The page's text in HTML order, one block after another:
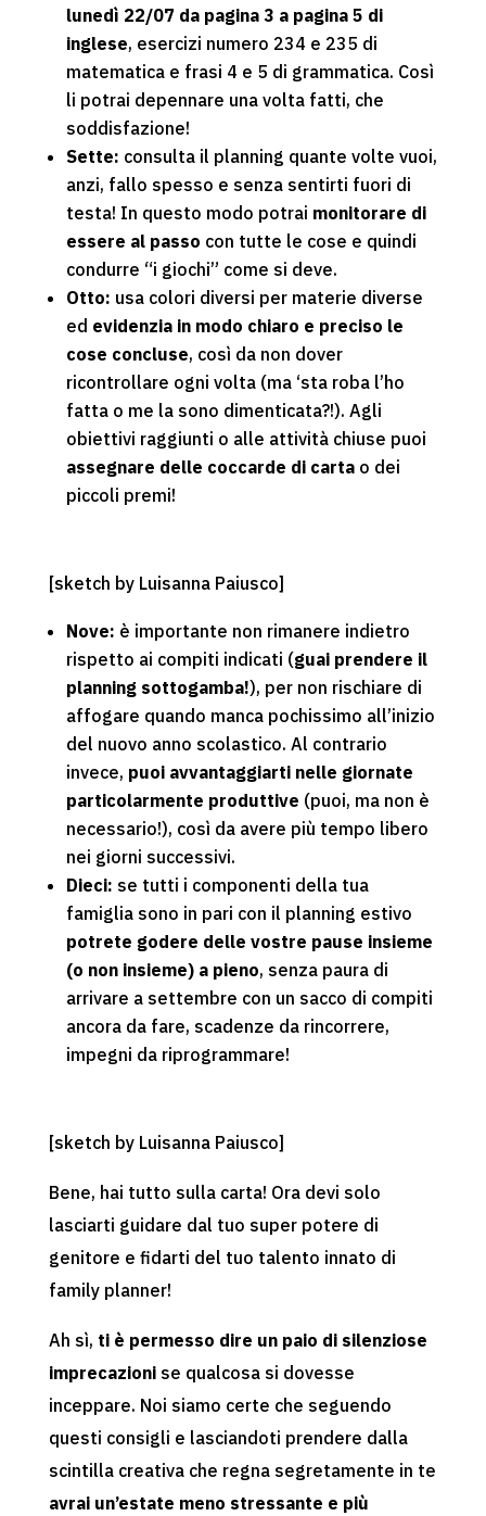
lunedì 22/07 da pagina 3 a pagina 5 di
inglese, esercizi numero 234 e 235 di
matematica e frasi 4 e 5 di grammatica. Così
li potrai depennare una volta fatti, che
soddisfazione!
Sette: consulta il planning quante volte vuoi,
anzi, fallo spesso e senza sentirti fuori di
testa! In questo modo potrai monitorare di
essere al passo con tutte le cose e quindi
condurre “i giochi” come si deve.
Otto: usa colori diversi per materie diverse
ed evidenzia in modo chiaro e preciso le
cose concluse, così da non dover
ricontrollare ogni volta (ma ‘sta roba l’ho
fatta o me la sono dimenticata?!). Agli
obiettivi raggiunti o alle attività chiuse puoi
assegnare delle coccarde di carta o dei
piccoli premi!
[sketch by Luisanna Paiusco]
Nove: è importante non rimanere indietro
rispetto ai compiti indicati (guai prendere il
planning sottogamba!), per non rischiare di
affogare quando manca pochissimo all’inizio
del nuovo anno scolastico. Al contrario
invece, puoi avvantaggiarti nelle giornate
particolarmente produttive (puoi, ma non è
necessario!), così da avere più tempo libero
nei giorni successivi.
Dieci: se tutti i componenti della tua
famiglia sono in pari con il planning estivo
potrete godere delle vostre pause insieme
(o non insieme) a pieno, senza paura di
arrivare a settembre con un sacco di compiti
ancora da fare, scadenze da rincorrere,
impegni da riprogrammare!
[sketch by Luisanna Paiusco]
Bene, hai tutto sulla carta! Ora devi solo
lasciarti guidare dal tuo super potere di
genitore e fidarti del tuo talento innato di
family planner!
Ah sì, ti è permesso dire un paio di silenziose
imprecazionise qualcosa si dovesse
inceppare. Noi siamo certe che seguendo
questi consigli e lasciandoti prendere dalla
scintilla creativa che regna segretamente in te
avrai un’estate meno stressante e più